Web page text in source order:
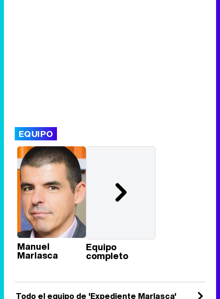
EQUIPO
Manuel
Marlasca
Equipo
completo
Todo el equipo de 'Expediente Marlasca'